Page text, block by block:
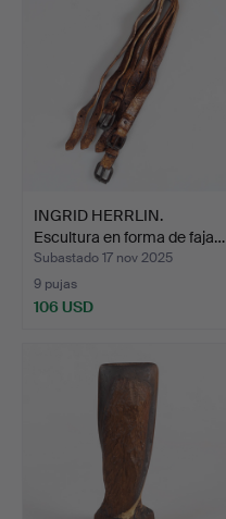
INGRID HERRLIN.
Escultura en forma de faja…
Subastado 17 nov 2025
9 pujas
106 USD